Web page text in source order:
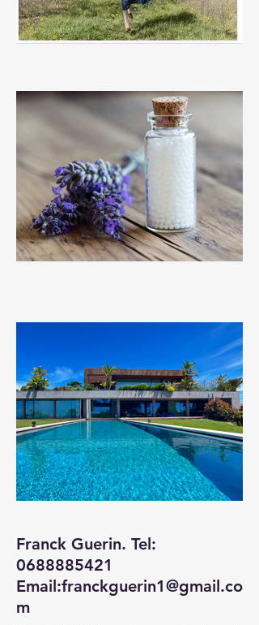
Franck Guerin. Tel:
0688885421
Email:franckguerin1@gmail.co
m